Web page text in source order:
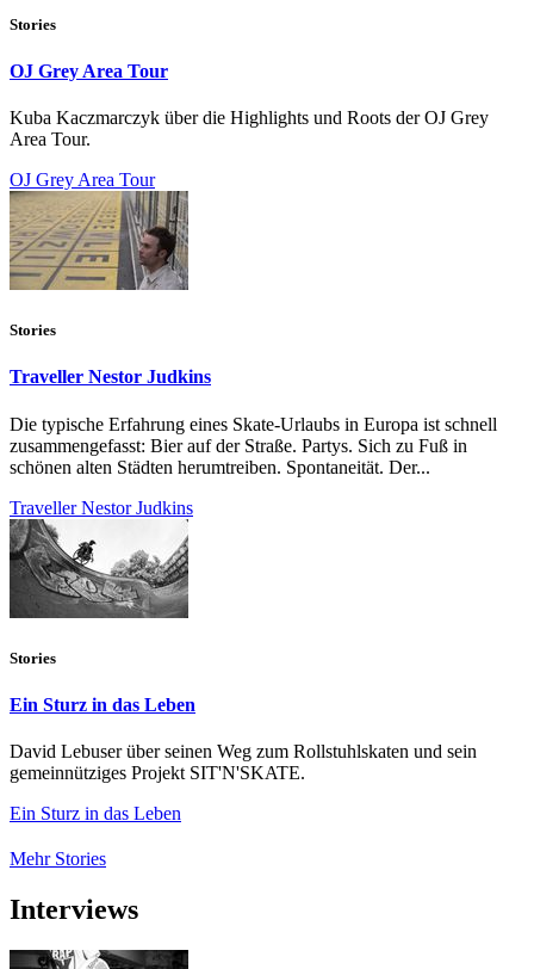
Stories
OJ Grey Area Tour
Kuba Kaczmarczyk über die Highlights und Roots der OJ Grey
Area Tour.
OJ Grey Area Tour
Stories
Traveller Nestor Judkins
Die typische Erfahrung eines Skate-Urlaubs in Europa ist schnell
zusammengefasst: Bier auf der Straße. Partys. Sich zu Fuß in
schönen alten Städten herumtreiben. Spontaneität. Der...
Traveller Nestor Judkins
Stories
Ein Sturz in das Leben
David Lebuser über seinen Weg zum Rollstuhlskaten und sein
gemeinnütziges Projekt SIT'N'SKATE.
Ein Sturz in das Leben
Mehr Stories
Interviews